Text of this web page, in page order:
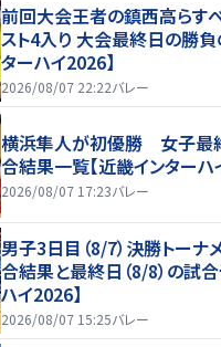
前回大会王者の鎮西高らす
スト4入り 大会最終日の勝負
ターハイ2026】
2026/08/07 22:22バレー
横浜隼人が初優勝 女子最
合結果一覧【近畿インターハ
2026/08/07 17:23バレー
男子3日目（8/7）決勝トーナ
合結果と最終日（8/8）の試
ハイ2026】
2026/08/07 15:25バレー